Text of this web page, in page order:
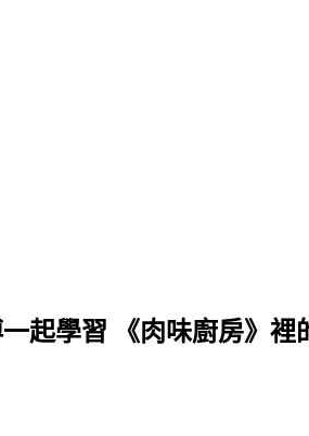
起學習 《肉味廚房》